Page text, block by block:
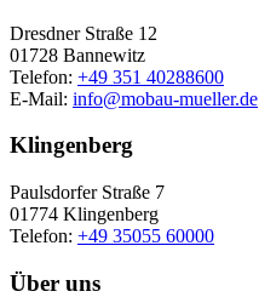
Dresdner Straße 12
01728 Bannewitz
Telefon: +49 351 40288600
E-Mail: info@mobau-mueller.de
Klingenberg
Paulsdorfer Straße 7
01774 Klingenberg
Telefon: +49 35055 60000
Über uns